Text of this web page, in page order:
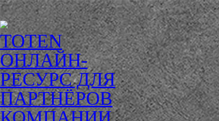
TOTEN
ОНЛАЙН-
РЕСУРС ДЛЯ
ПАРТНЁРОВ